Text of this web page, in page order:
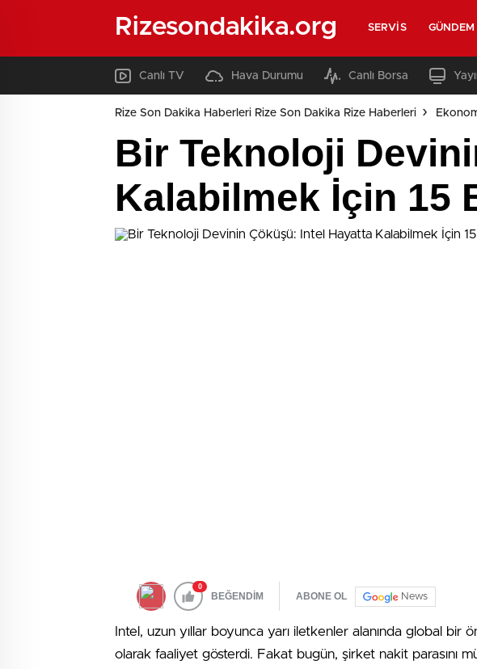
Rizesondakika.org SERVIS GÜNDEM
Canlı TV Hava Durumu Canlı Borsa
Rize Son Dakika Haberleri Rize Son Dakika Rize Haberleri
Bir Teknoloji
Kalabilmek İçin 15
0
BEĞENDİM ABONE OL News
Intel, uzun yıllar boyunca yarı iletkenler alanında global bir
olarak faaliyet gösterdi. Fakat bugün, şirket nakit parasını